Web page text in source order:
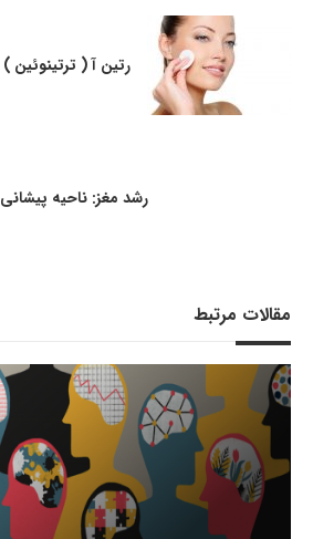
رتین آ ( ترتینوئین )
رشد مغز: ناحیه پیشانی
مقالات مرتبط